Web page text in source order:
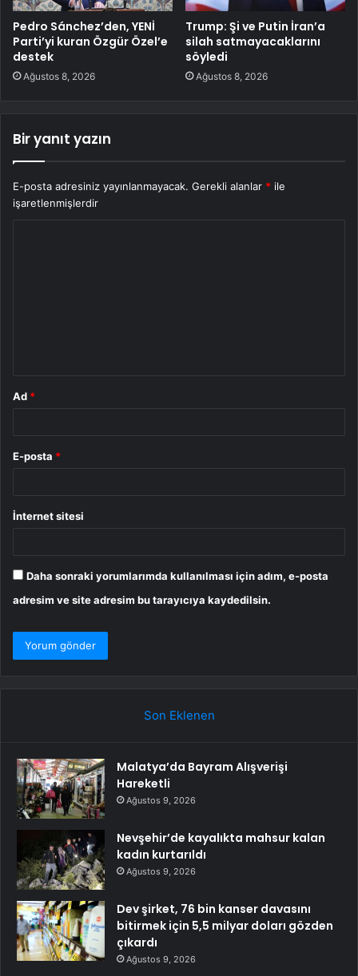
Pedro Sánchez’den, YENİ
Parti’yi kuran Özgür Özel’e
destek
Ağustos 8, 2026
Trump: Şi ve Putin İran’a
silah satmayacaklarını
söyledi
Ağustos 8, 2026
Bir yanıt yazın
E-posta adresiniz yayınlanmayacak. Gerekli alanlar * ile
işaretlenmişlerdir
Ad *
E-posta *
İnternet sitesi
Daha sonraki yorumlarımda kullanılması için adım, e-posta
adresim ve site adresim bu tarayıcıya kaydedilsin.
Son Eklenen
Malatya’da Bayram Alışverişi
Hareketli
Ağustos 9, 2026
Nevşehir’de kayalıkta mahsur kalan
kadın kurtarıldı
Ağustos 9, 2026
Dev şirket, 76 bin kanser davasını
bitirmek için 5,5 milyar doları gözden
çıkardı
Ağustos 9, 2026